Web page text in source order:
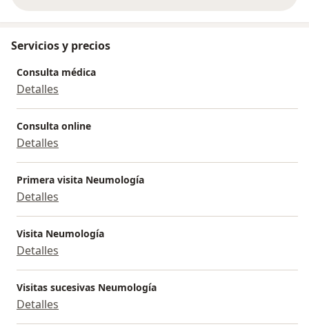
Servicios y precios
Consulta médica
Detalles
Consulta online
Detalles
Primera visita Neumología
Detalles
Visita Neumología
Detalles
Visitas sucesivas Neumología
Detalles